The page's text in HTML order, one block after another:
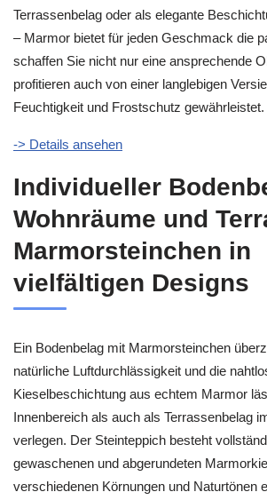
Terrassenbelag oder als elegante
– Marmor bietet für jeden Geschmack die
schaffen Sie nicht nur eine ansprechende
profitieren auch von einer langlebigen
Feuchtigkeit und Frostschutz gewährleistet.
-> Details ansehen
Individueller
Wohnräume und
Marmorsteinchen in
vielfältigen Designs
Ein Bodenbelag mit Marmorsteinchen
natürliche Luftdurchlässigkeit und die
Kieselbeschichtung aus echtem Marmor
Innenbereich als auch als Terrassenbelag
verlegen. Der Steinteppich besteht
gewaschenen und abgerundeten
verschiedenen Körnungen und Naturtönen